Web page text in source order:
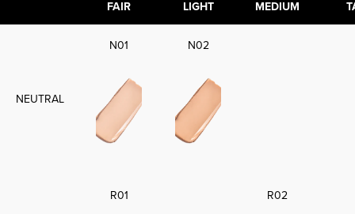
FAIR LIGHT MEDIUM
NEUTRAL
N01 N02
R01 R02